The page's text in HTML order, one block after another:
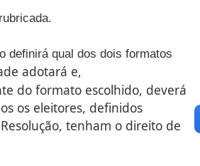
definirá qual dos dois formatos
adotará e,
do formato escolhido, deverá
os eleitores, definidos
tenham o direito de